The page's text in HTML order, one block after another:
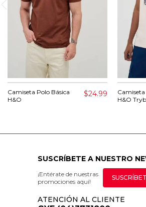
Camiseta Polo Básica
H&O
$24.99
H&O
SUSCRÍBETE A NUESTRO
¡Entérate de nuestras
promociones aquí!
ATENCIÓN AL CLIENTE